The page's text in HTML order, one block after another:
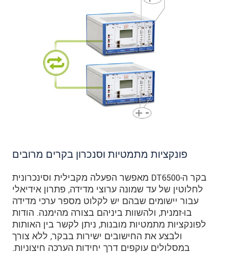
פונקציות מתמטיות וסנכרון בקרים מרובים
בקר ה-DT6500 מאפשר הפעלה מקבילית וסינכרונית
לחלוטין של עד שמונה ערוצי מדידה, פתרון אידיאלי
עבור יישומים שבהם יש לקלוט מספר ערכי מדידה
בו-זמנית, ולהשוות ביניהם בצורה מהימנה. הודות
לפונקציות מתמטיות מובנות, ניתן לקשר בין האותות
ולבצע את החישובים ישירות בבקר, ללא צורך
במסלולים עוקפים דרך יחידות הערכה חיצוניות.